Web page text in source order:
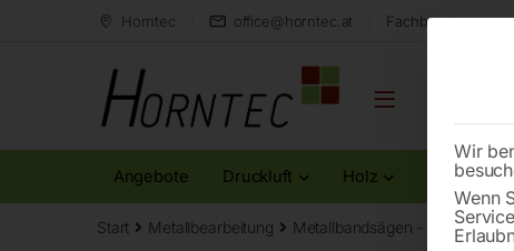
Horntec office@horntec.at Fachberatung aus
Angebote Druckluft Holz Metall
Start Metallbearbeitung Metallbandsägen - Zubehör
Wir
Wenn